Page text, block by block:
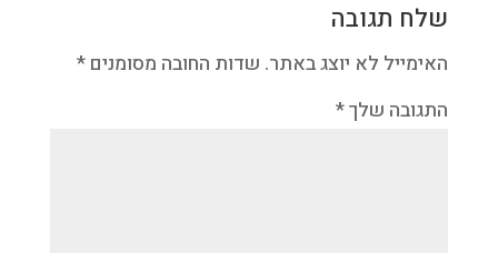
שלח תגובה
האימייל לא יוצג באתר. שדות החובה מסומנים *
התגובה שלך*